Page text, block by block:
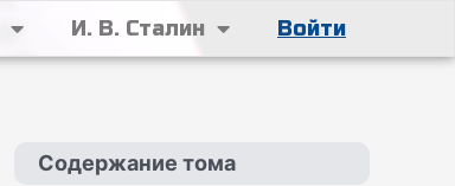
И. В. Сталин Войти
Содержание тома